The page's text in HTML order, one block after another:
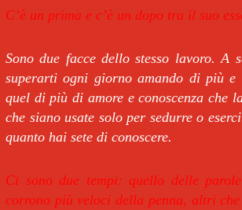
C’è un prima e c’è un dopo tra il suo
Sono due facce dello stesso lavoro.
superarti ogni giorno amando di più e
quel di più di amore e conoscenza che
che siano usate solo per sedurre o
quanto hai sete di conoscere.
Ci sono due tempi: quello delle
corrono più veloci della penna, altri